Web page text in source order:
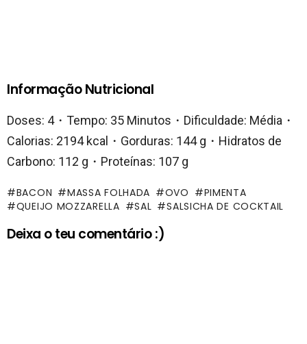
Informação Nutricional
Doses: 4・Tempo: 35 Minutos・Dificuldade: Média・
Calorias: 2194 kcal・Gorduras: 144 g・Hidratos de
Carbono: 112 g・Proteínas: 107 g
BACON MASSA FOLHADA OVO
PIMENTA
QUEIJO MOZZARELLA
SAL SALSICHA DE COCKTAIL
Deixa o teu comentário :)